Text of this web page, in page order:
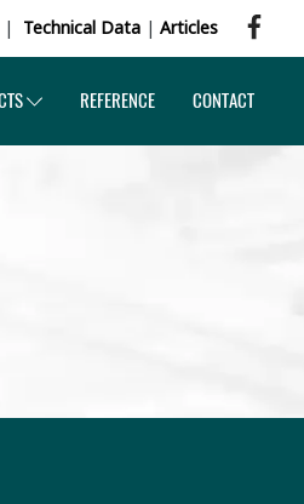
| Technical Data | Articles
REFERENCE CONTACT